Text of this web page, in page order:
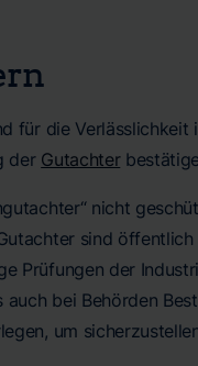
für die
der Gutachter
nicht
sind
Prüfungen der
bei Behörden
um